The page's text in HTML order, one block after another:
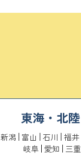
東海・北陸
新潟 富山 石川 福井
岐阜 愛知 三重